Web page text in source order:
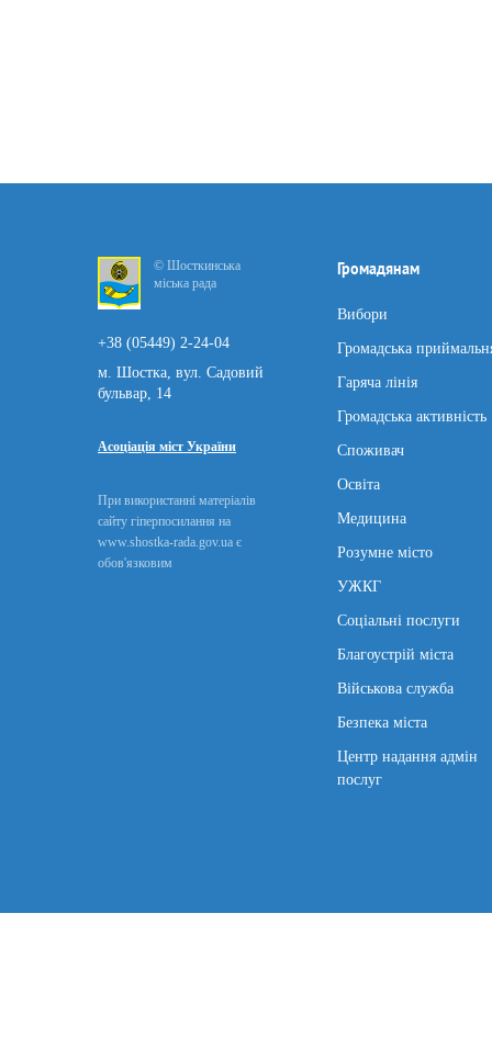
© Шосткинська
міська рада
+38 (05449) 2-24-04
м. Шостка, вул. Садовий
бульвар, 14
Асоціація міст України
При використанні матеріалів
сайту гіперпосилання на
www.shostka-rada.gov.ua є
обов'язковим
Громадянам
Вибори
Громадська
Гаряча лінія
Громадська активність
Споживач
Освіта
Медицина
Розумне місто
УЖКГ
Соціальні послуги
Благоустрій міста
Військова служба
Безпека міста
Центр надання адмін
послуг